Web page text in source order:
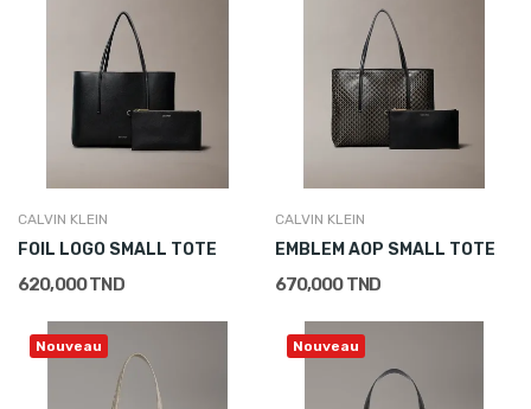
CALVIN KLEIN
FOIL LOGO SMALL TOTE
620,000 TND
CALVIN KLEIN
EMBLEM AOP SMALL TOTE
670,000 TND
Nouveau Nouveau